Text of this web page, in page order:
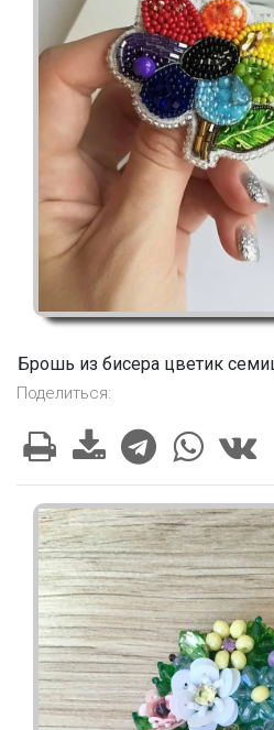
Брошь из бисера цветик
Поделиться: